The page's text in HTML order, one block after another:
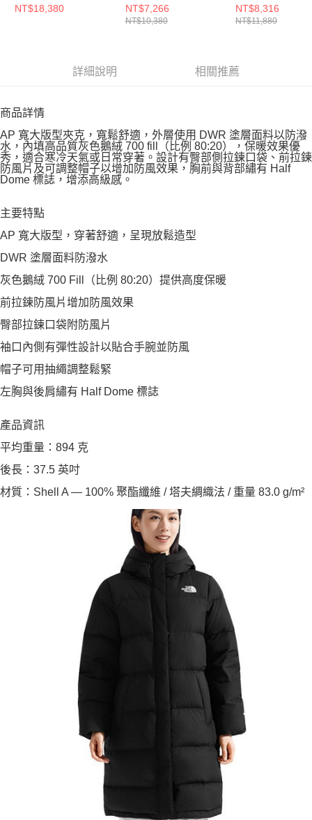
DOWN - AP 女 羽絨外
NT$18,380
DOWN - AP 女 羽絨外
套 NF0A8DX7JK3
NT$7,266
NT$10,380
DOWN - AP 女
套
NT$8,316
NT$11,880
詳細說明 相關推薦
商品詳情
AP 寬大版型夾克，寬鬆舒適，外層使用 DWR 塗層面料以防潑
水，內填高品質灰色鵝絨 700 fill（比例 80:20），保暖效果優
秀，適合寒冷天氣或日常穿著。設計有臀部側拉鍊口袋、前拉鍊
防風片及可調整帽子以增加防風效果，胸前與背部繡有 Half
Dome 標誌，增添高級感。
主要特點
AP 寬大版型，穿著舒適，呈現放鬆造型
DWR 塗層面料防潑水
灰色鵝絨 700 Fill（比例 80:20）提供高度保暖
前拉鍊防風片增加防風效果
臀部拉鍊口袋附防風片
袖口內側有彈性設計以貼合手腕並防風
帽子可用抽繩調整鬆緊
左胸與後肩繡有 Half Dome 標誌
產品資訊
平均重量：894 克
後長：37.5 英吋
材質：Shell A — 100% 聚酯纖維 / 塔夫綢織法 / 重量 83.0 g/m²